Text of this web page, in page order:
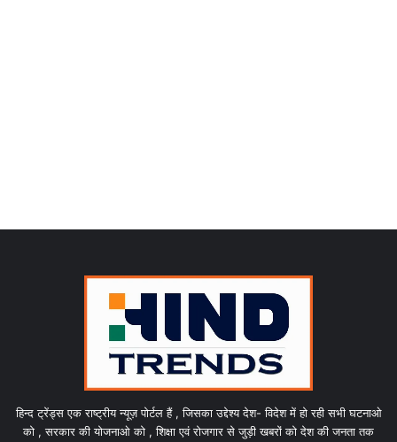
हिन्द ट्रेंड्स एक राष्ट्रीय न्यूज़ पोर्टल हैं , जिसका उद्देश्य देश- विदेश में हो रही सभी घटनाओ
को , सरकार की योजनाओ को , शिक्षा एवं रोजगार से जुड़ी खबरों को देश की जनता तक